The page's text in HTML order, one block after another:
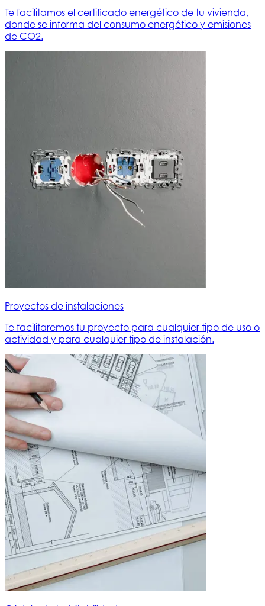
Te facilitamos el certificado energético de tu vivienda,
donde se informa del consumo energético y emisiones
de CO2.
Proyectos de instalaciones
Te facilitaremos tu proyecto para cualquier tipo de uso o
actividad y para cualquier tipo de instalación.